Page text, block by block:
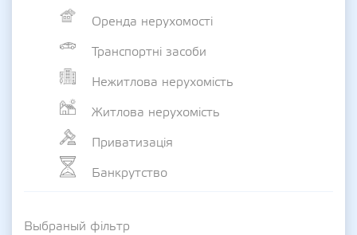
Оренда нерухомості
Транспортні засоби
Нежитлова нерухомість
Житлова нерухомість
Приватизація
Банкрутство
Выбраный фільтр